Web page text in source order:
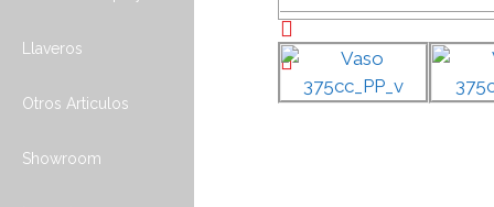
Llaveros
Otros Articulos
Showroom